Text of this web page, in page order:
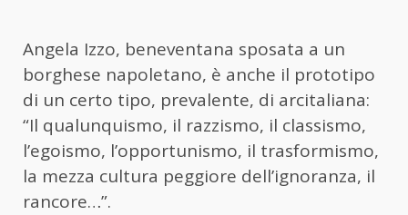
Angela Izzo, beneventana sposata a un
borghese napoletano, è anche il prototipo
di un certo tipo, prevalente, di arcitaliana:
“Il qualunquismo, il razzismo, il classismo,
l’egoismo, l’opportunismo, il trasformismo,
la mezza cultura peggiore dell’ignoranza, il
rancore…”.